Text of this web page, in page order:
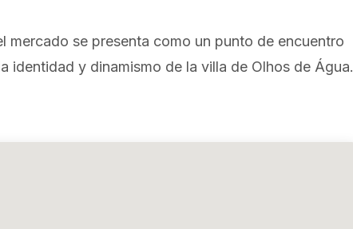
mercado se presenta como un punto de encuentro
identidad y dinamismo de la villa de Olhos de Água.